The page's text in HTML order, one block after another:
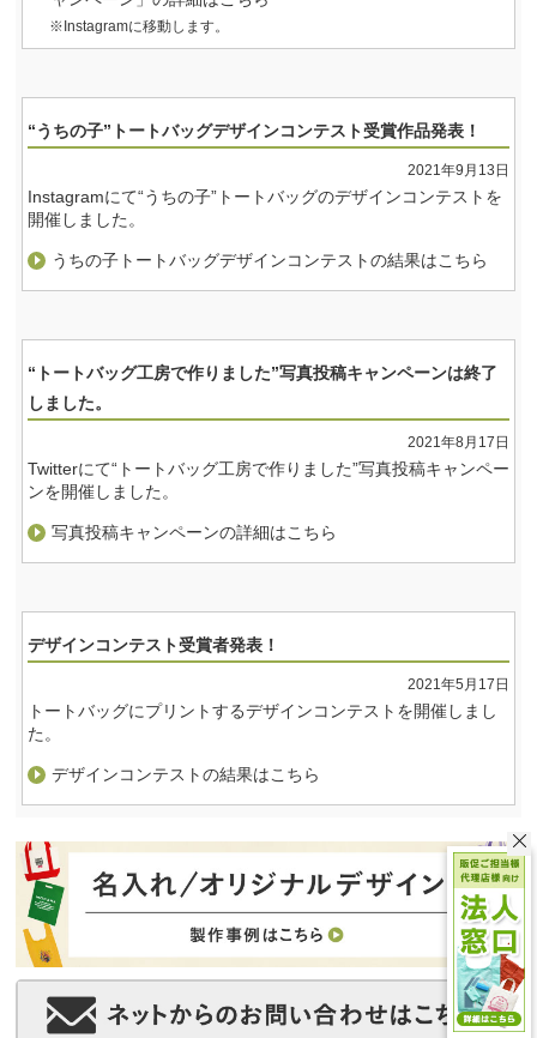
※Instagramに移動します。
“うちの子”トートバッグデザインコンテスト受賞作品発表！
2021年9月13日
Instagramにて“うちの子”トートバッグのデザインコンテストを
開催しました。
うちの子トートバッグデザインコンテストの結果はこちら
“トートバッグ工房で作りました”写真投稿キャンペーンは終了
しました。
2021年8月17日
Twitterにて“トートバッグ工房で作りました”写真投稿キャンペー
ンを開催しました。
写真投稿キャンペーンの詳細はこちら
デザインコンテスト受賞者発表！
2021年5月17日
トートバッグにプリントするデザインコンテストを開催しまし
た。
デザインコンテストの結果はこちら